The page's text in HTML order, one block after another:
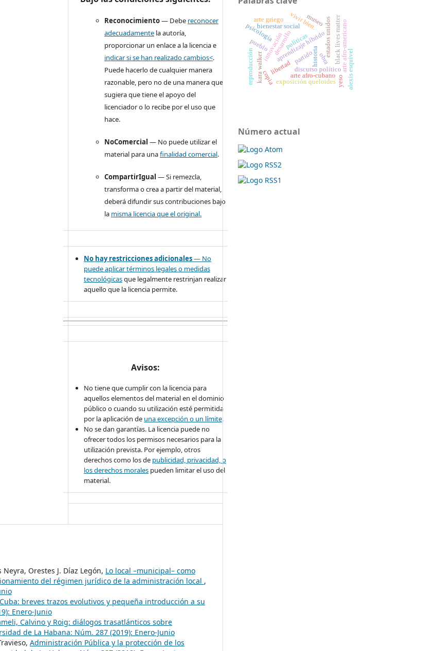
Reconocimiento— Debe reconocer
adecuadamente la autoría,
proporcionar un enlace a la licencia e
indicar si se han realizado cambios<.
Puede hacerlo de cualquier manera
razonable, pero no de una manera que
sugiera que tiene el apoyo del
licenciador o lo recibe por el uso que
hace.
NoComercial — No puede utilizar el
material para unafinalidad comercial.
CompartirIgual — Si remezcla,
transforma o crea a partir del material,
deberá difundir sus contribuciones bajo
la misma licencia que el original.
No hay restricciones adicionales— No
puede aplicar términos legales o medidas
tecnológicasque legalmente restrinjan realizar
aquello que la licencia permite.
Avisos:
No tiene que cumplir con la licencia para
aquellos elementos del material en el dominio
público o cuando su utilización esté permitida
por la aplicación de una excepción o un límite.
No se dan garantías. La licencia puede no
ofrecer todos los permisos necesarios para la
utilización prevista. Por ejemplo, otros
derechos como los de publicidad, privacidad, o
los derechos morales pueden limitar el uso del
material.
Orestes J. Díaz Legón, Lo local –municipal– como
del régimen jurídico de la administración local ,
breves trazos evolutivos y pequeña introducción a su
Enero-Junio
Calvino y Roig: diálogos trasatlánticos sobre
de La Habana: Núm. 287 (2019): Enero-Junio
Administración Pública y la protección de los
innovaciónaprendizaje híbrido
psicología
bienestar social
discurso político
estados unidos
historia
libertad
vivir bien.
arte afro-cubano
arte afro-americano
exposición queloides
black lives matter
alexis esquivel
kara walker
desarrollopolíticas
partido
pueblo
arte griego
copia
museo
obra
reproducción yeso
Número actual